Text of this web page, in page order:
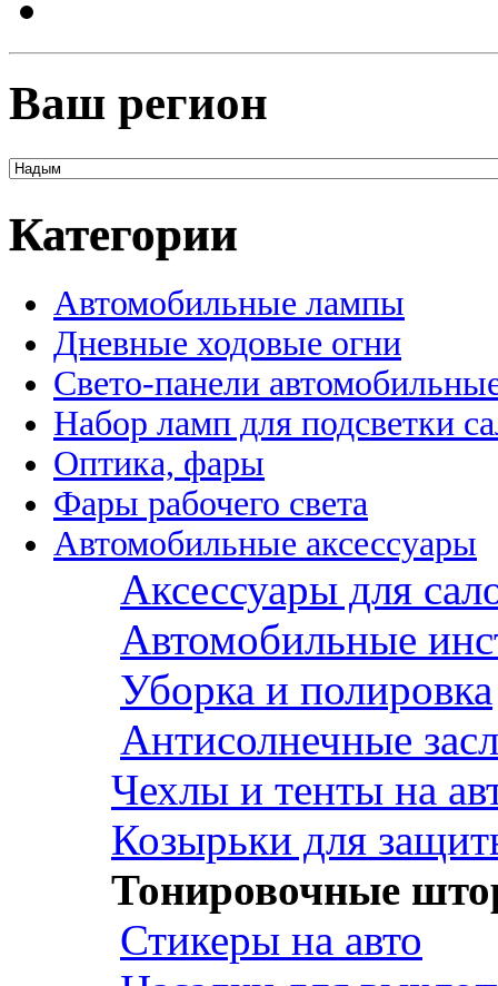
Ваш регион
Категории
Автомобильные лампы
Дневные ходовые огни
Свето-панели
Набор ламп для подсветки
Оптика, фары
Фары рабочего света
Автомобильные аксессуары
Аксессуары для
Автомобильные
Уборка и полировка
Антисолнечные
Чехлы и тенты на
Козырьки для
Тонировочные
Стикеры на авто